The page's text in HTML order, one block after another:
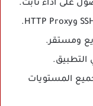
على أداء ثابت.
ومستقر.
التطبيق.
المستويات